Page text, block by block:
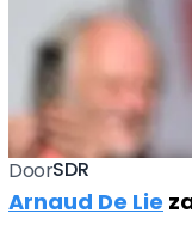
DoorSDR
Arnaud De Lie